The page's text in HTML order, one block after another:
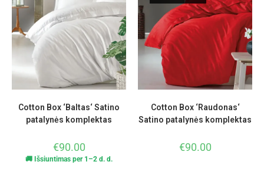
Cotton Box ‘Baltas‘ Satino
patalynės komplektas
€90.00
🚚 Išsiuntimas per 1–2 d. d.
Cotton Box ‘Raudonas‘
Satino patalynės komplektas
€90.00